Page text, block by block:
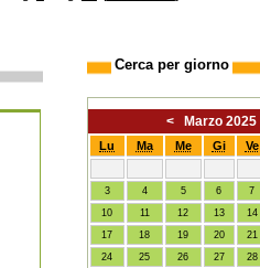
Cerca per giorno
< Marzo 2025
Lu Ma Me Gi Ve
3
4 5 6 7
10
11 12 13 14
17
18 19 20 21
24
25 26 27 28